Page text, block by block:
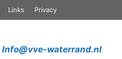
Links Privacy
Info@vve-waterrand.nl